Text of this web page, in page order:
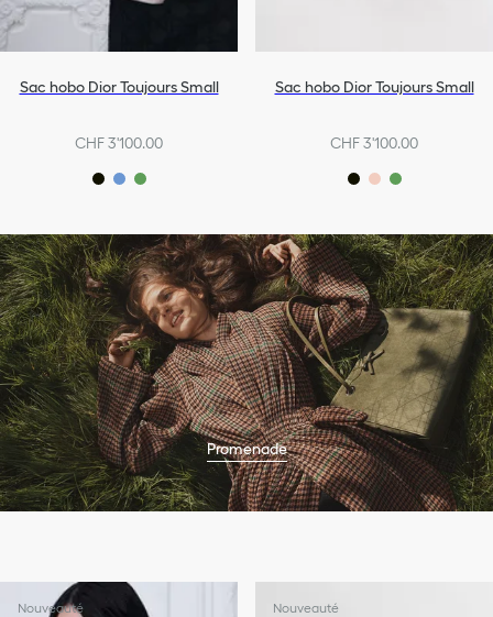
Sac hobo Dior Toujours Small
CHF 3'100.00
Sac hobo Dior Toujours Small
CHF 3'100.00
Promenade
Nouveauté Nouveauté